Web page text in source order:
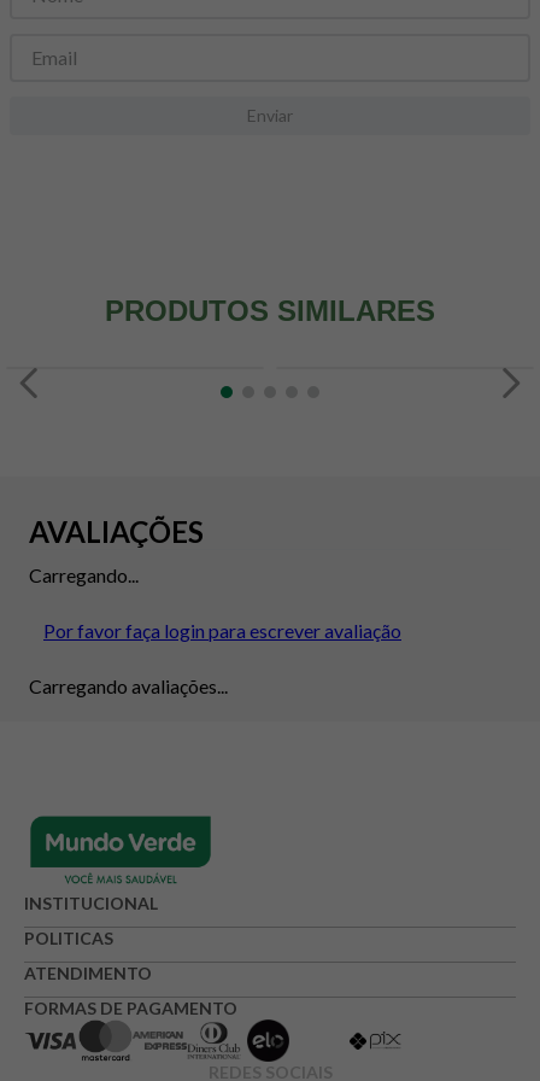
Enviar
PRODUTOS SIMILARES
AVALIAÇÕES
Carregando...
Por favor faça login para escrever avaliação
Carregando avaliações...
INSTITUCIONAL
POLITICAS
ATENDIMENTO
FORMAS DE PAGAMENTO
REDES SOCIAIS
8º snack proteico mundo verde
9 psyllium